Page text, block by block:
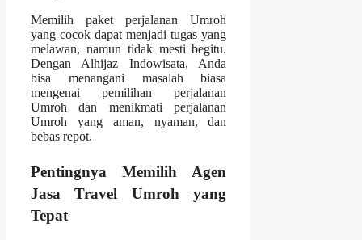
Memilih paket perjalanan Umroh
yang cocok dapat menjadi tugas yang
melawan, namun tidak mesti begitu.
Dengan Alhijaz Indowisata, Anda
bisa menangani masalah biasa
mengenai pemilihan perjalanan
Umroh dan menikmati perjalanan
Umroh yang aman, nyaman, dan
bebas repot.
Pentingnya Memilih Agen
Jasa Travel Umroh yang
Tepat